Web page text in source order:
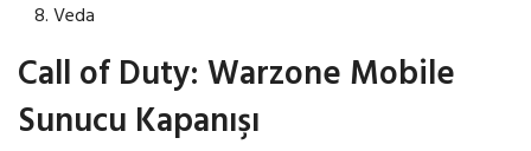
Veda
Call of Duty: Warzone Mobile
Sunucu Kapanışı